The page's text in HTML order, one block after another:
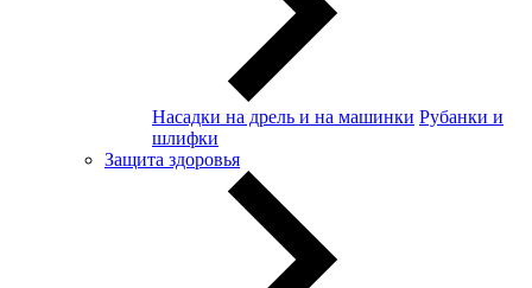
Насадки на дрель и на машинки Рубанки и
шлифки
Защита здоровья